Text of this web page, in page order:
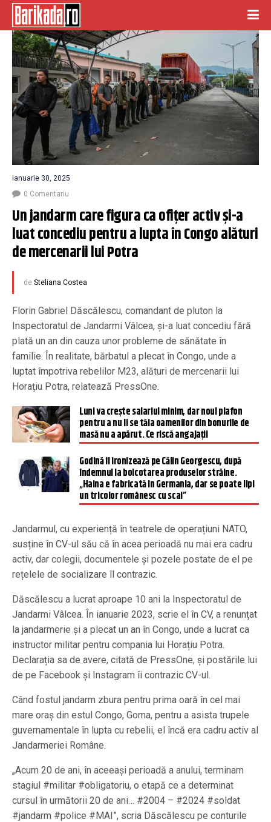
ianuarie 30, 2025
0 Comentariu
Un jandarm care figura ca ofițer activ și-a
luat concediu pentru a lupta în Congo alături
de mercenarii lui Potra
de Steliana Costea
Florin Gabriel Dăscălescu, comandant de pluton la
Inspectoratul de Jandarmi Vâlcea, și-a luat concediu fără
plată un an din cauza unor probleme de sănătate în
familie. În realitate, bărbatul a plecat în Congo, unde a
luptat împotriva rebelilor M23, alături de mercenarii lui
Horațiu Potra, relatează PressOne.
Luni va crește salariul minim, dar noul plafon
pentru a nu li se tăia oamenilor din bonurile de
masă nu a apărut. Ce riscă angajații
Godină îl ironizează pe Călin Georgescu, după
îndemnul la boicotarea produselor străine.
„Haina e fabricată în Germania, dar se poate lipi
un tricolor românesc cu scai”
Jandarmul, cu experiență în teatrele de operațiuni NATO,
susține în CV-ul său că în acea perioadă nu mai era cadru
activ, dar colegii, documentele și pozele postate de el pe
rețelele de socializare îl contrazic.
Dăscălescu a lucrat aproape 10 ani la Inspectoratul de
Jandarmi Vâlcea. În ianuarie 2023, scrie el în CV, a renunțat
la jandarmerie și a plecat un an în Congo, unde a lucrat ca
instructor militar pentru compania lui Horațiu Potra.
Declarația sa de avere, citată de PressOne, și postările lui
de pe Facebook și Instagram îi contrazic CV-ul.
Când fostul jandarm zbura pentru prima oară în cel mai
mare oraș din estul Congo, Goma, pentru a asista trupele
guvernamentale în lupta cu rebelii, el încă era cadru activ al
Jandarmeriei Române.
„Acum 20 de ani, în aceeași perioadă a anului, terminam
stagiul #militar #obligatoriu, o etapă ce a determinat
cursul în următorii 20 de ani… #2004 – #2024 #soldat
#jandarm #police #MAI”, scria Dăscălescu pe conturile